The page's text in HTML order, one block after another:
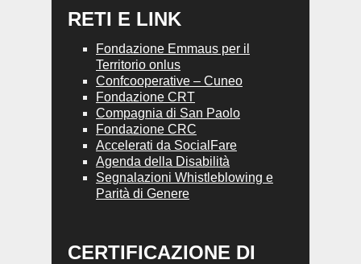
RETI E LINK
Fondazione Emmaus per il
Territorio onlus
Confcooperative – Cuneo
Fondazione CRT
Compagnia di San Paolo
Fondazione CRC
Accelerati da SocialFare
Agenda della Disabilità
Segnalazioni Whistleblowing e
Parità di Genere
CERTIFICAZIONE DI